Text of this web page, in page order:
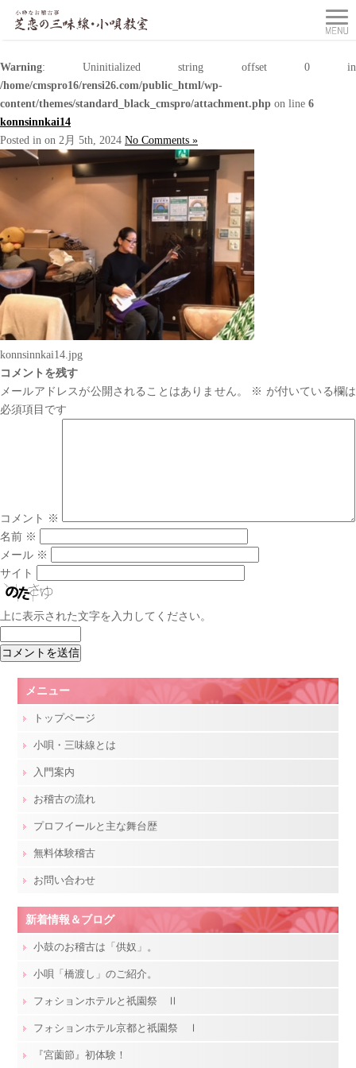
Warning: Uninitialized string offset 0 in
/home/cmspro16/rensi26.com/public_html/wp-
content/themes/standard_black_cmspro/attachment.php on line 6
konnsinnkai14
Posted in on 2月 5th, 2024 No Comments »
konnsinnkai14.jpg
コメントを残す
メールアドレスが公開されることはありません。
※ が付いている欄は
必須項目です
コメント ※
名前 ※
メール ※
サイト
上に表示された文字を入力してください。
メニュー
トップページ
小唄・三味線とは
入門案内
お稽古の流れ
プロフイールと主な舞台歴
無料体験稽古
お問い合わせ
新着情報＆ブログ
小鼓のお稽古は「供奴」。
小唄「橋渡し」のご紹介。
フォションホテルと祇園祭 Ⅱ
フォションホテル京都と祇園祭 Ⅰ
『宮薗節』初体験！